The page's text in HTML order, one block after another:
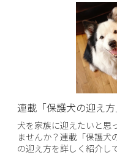
連載「保護犬の迎え方
犬を家族に迎えたいと思
ませんか？連載「保護犬
の迎え方を詳しく紹介し